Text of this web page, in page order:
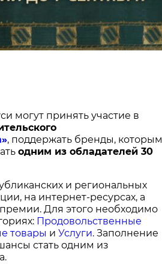
могут принять участие в
, поддержать бренды, которым
одним из обладателей 30
и региональных
на интернет-ресурсах, а
премии. Для этого необходимо
Продовольственные
товары и Услуги. Заполнение
стать одним из